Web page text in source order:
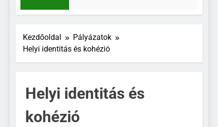
Kezdőoldal
Pályázatok
Helyi identitás és kohézió
Helyi identitás és
kohézió